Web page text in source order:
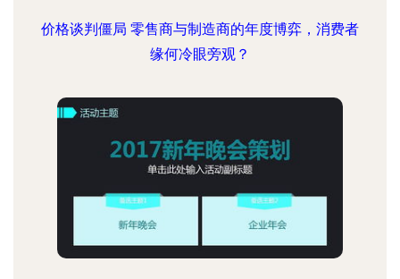
价格谈判僵局 零售商与制造商的年度博弈，消费者
缘何冷眼旁观？